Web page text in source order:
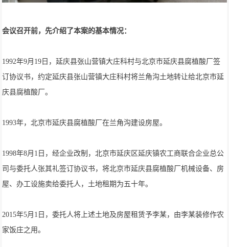
会议召开前，先介绍了本案的基本情况：
1992年9月19日，延庆县张山营镇大庄科村与北京市延庆县腐植酸厂签
订协议书，约定延庆县张山营镇大庄科村将兰角沟土地转让给北京市延
庆县腐植酸厂。
1993年，北京市延庆县腐植酸厂在兰角沟建设房屋。
1998年8月1日，经企业改制，北京市延庆区延庆镇农工商联合企业总公
司与委托人张其礼签订协议书，将北京市延庆县腐植酸厂机械设备、房
屋、办工设施卖给委托人，土地租期为五十年。
2015年5月1日，委托人将上述土地及房屋租赁予李某，由李某装修作农
家饭庄之用。